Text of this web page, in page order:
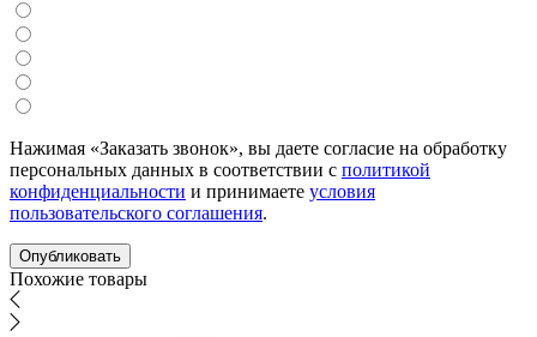
Нажимая «Заказать звонок», вы даете согласие на обработку
персональных данных в соответствии с политикой
конфиденциальности и принимаете условия
пользовательского соглашения.
Похожие товары